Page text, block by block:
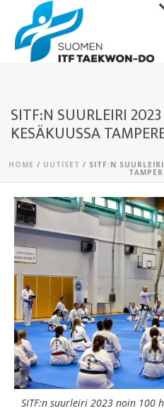
SITF:N SUURLEIRI
KESÄKUUSSA
HOME / UUTISET / SITF:N
SITF:n suurleiri 2023 noin 100